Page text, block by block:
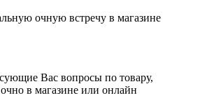
очную встречу в магазине
Вас вопросы по товару,
в магазине или онлайн